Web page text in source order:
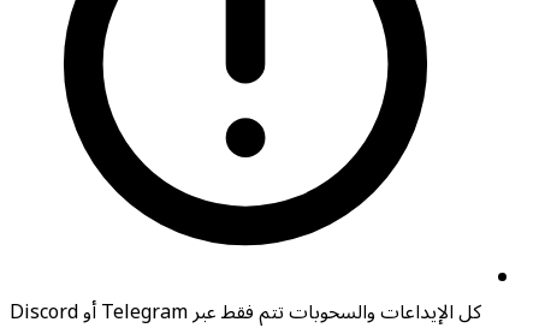
كل الإيداعات والسحوبات تتم فقط عبر Telegram أو Discord